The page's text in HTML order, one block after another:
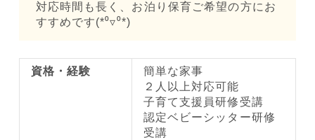
対応時間も長く、お泊り保育ご希望の方にお
すすめです(*⁰▿⁰*)
資格・経験
簡単な家事
２人以上対応可能
子育て支援員研修受講
認定ベビーシッター研修
受講